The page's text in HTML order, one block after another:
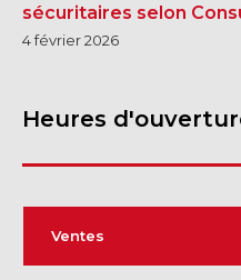
sécuritaires selon
4 février 2026
Heures
Ventes